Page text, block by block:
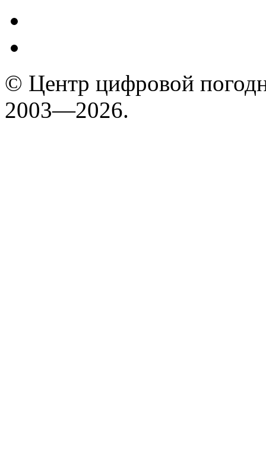
© Центр цифровой
2003—2026.